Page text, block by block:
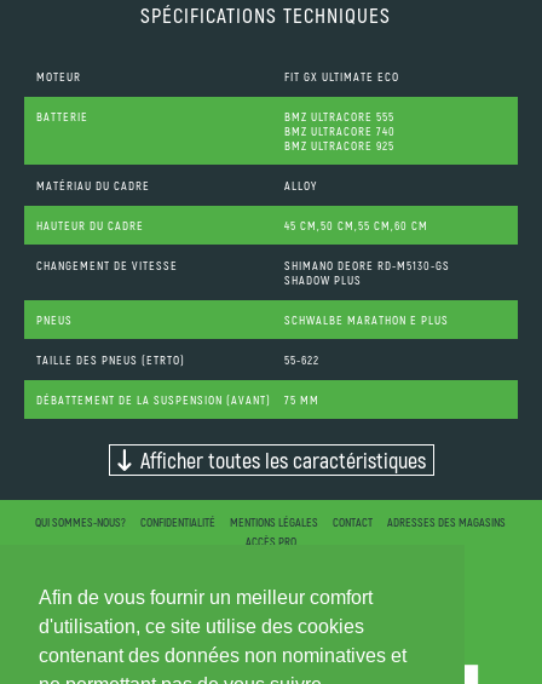
Afin de vous fournir un meilleur comfort
d'utilisation, ce site utilise des cookies
contenant des données non nominatives et
SPÉCIFICATIONS TECHNIQUES
MOTEUR FIT GX ULTIMATE ECO
BATTERIE
BMZ ULTRACORE 555
BMZ ULTRACORE 740
BMZ ULTRACORE 925
MATÉRIAU DU CADRE ALLOY
HAUTEUR DU CADRE 45 CM,50 CM,55 CM,60 CM
CHANGEMENT DE VITESSE
SHIMANO DEORE RD-M5130-GS
SHADOW PLUS
PNEUS SCHWALBE MARATHON E PLUS
TAILLE DES PNEUS (ETRTO) 55-622
DÉBATTEMENT DE LA SUSPENSION (AVANT) 75 MM
Afficher toutes les caractéristiques
QUI SOMMES-NOUS? CONFIDENTIALITÉ MENTIONS LÉGALES CONTACT
ADRESSES DES MAGASINS
ACCÈS PRO